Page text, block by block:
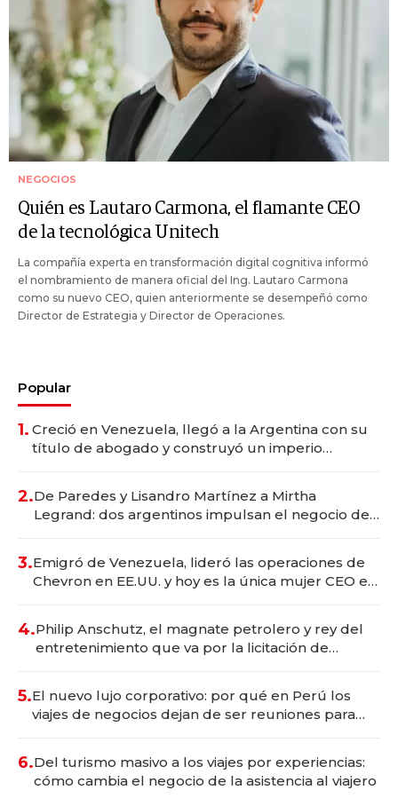
NEGOCIOS
Quién es Lautaro Carmona, el flamante CEO
de la tecnológica Unitech
La compañía experta en transformación digital cognitiva informó
el nombramiento de manera oficial del Ing. Lautaro Carmona
como su nuevo CEO, quien anteriormente se desempeñó como
Director de Estrategia y Director de Operaciones.
Popular
1. Creció en Venezuela, llegó a la Argentina con su
título de abogado y construyó un imperio
2.De Paredes y Lisandro Martínez a Mirtha
Legrand: dos argentinos impulsan el negocio del
3.Emigró de Venezuela, lideró las operaciones de
Chevron en EE.UU. y hoy es la única mujer CEO en
4.Philip Anschutz, el magnate petrolero y rey del
entretenimiento que va por la licitación de
5.El nuevo lujo corporativo: por qué en Perú los
viajes de negocios dejan de ser reuniones para
6.Del turismo masivo a los viajes por experiencias:
cómo cambia el negocio de la asistencia al viajero